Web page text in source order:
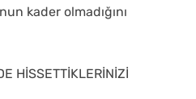
kader olmadığını
HİSSETTİKLERİNİZİ